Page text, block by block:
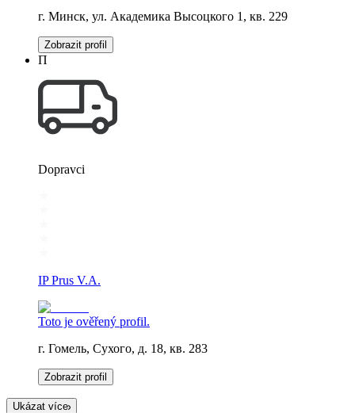
г. Минск, ул. Академика Высоцкого 1, кв. 229
Zobrazit profil
П
Dopravci
IP Prus V.A.
Toto je ověřený profil.
г. Гомель, Сухого, д. 18, кв. 283
Zobrazit profil
Ukázat více